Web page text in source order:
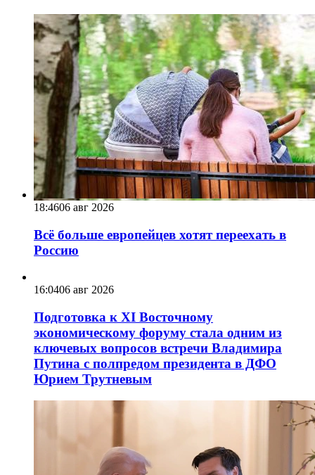
18:4606 авг 2026
Всё больше европейцев хотят переехать в
Россию
16:0406 авг 2026
Подготовка к XI Восточному
экономическому форуму стала одним из
ключевых вопросов встречи Владимира
Путина с полпредом президента в ДФО
Юрием Трутневым